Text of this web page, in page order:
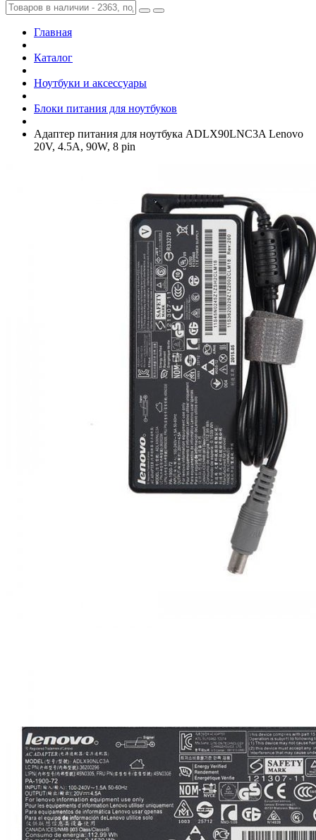
Главная
Каталог
Ноутбуки и аксессуары
Блоки питания для ноутбуков
Адаптер питания для ноутбука ADLX90LNC3A Lenovo
20V, 4.5A, 90W, 8 pin